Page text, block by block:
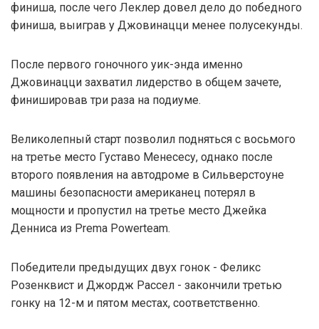
финиша, после чего Леклер довел дело до победного
финиша, выиграв у Джовинацци менее полусекунды.
После первого гоночного уик-энда именно
Джовинацци захватил лидерство в общем зачете,
финишировав три раза на подиуме.
Великолепный старт позволил подняться с восьмого
на третье место Густаво Менесесу, однако после
второго появления на автодроме в Сильверстоуне
машины безопасности американец потерял в
мощности и пропустил на третье место Джейка
Денниса из Prema Powerteam.
Победители предыдущих двух гонок - Феликс
Розенквист и Джордж Рассел - закончили третью
гонку на 12-м и пятом местах, соответственно.